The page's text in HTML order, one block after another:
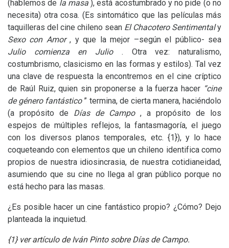
(hablemos de la masa), está acostumbrado y no pide (o no
necesita) otra cosa. (Es sintomático que las películas más
taquilleras del cine chileno sean El Chacotero Sentimentaly
Sexo con Amor, y que la mejor –según el público- sea
Julio comienza en Julio . Otra vez: naturalismo,
costumbrismo, clasicismo en las formas y estilos). Tal vez
una clave de respuesta la encontremos en el cine críptico
de Raúl Ruiz, quien sin proponerse a la fuerza hacer “cine
de género fantástico ” termina, de cierta manera, haciéndolo
(a propósito de Días de Campo , a propósito de los
espejos de múltiples reflejos, la fantasmagoría, el juego
con los diversos planos temporales, etc. {1}), y lo hace
coqueteando con elementos que un chileno identifica como
propios de nuestra idiosincrasia, de nuestra cotidianeidad,
asumiendo que su cine no llega al gran público porque no
está hecho para las masas.
¿Es posible hacer un cine fantástico propio? ¿Cómo? Dejo
planteada la inquietud.
{1} ver artículo de Iván Pinto sobre Días de Campo.